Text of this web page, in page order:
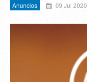
Anuncios 09 Jul 2020